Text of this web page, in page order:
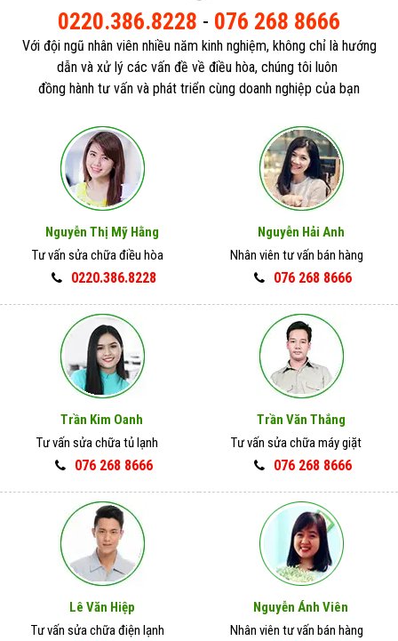
0220.386.8228 - 076 268 8666
Với đội ngũ nhân viên nhiều năm kinh nghiệm, không chỉ là hướng
dẫn và xử lý các vấn đề về điều hòa, chúng tôi luôn
đồng hành tư vấn và phát triển cùng doanh nghiệp của bạn
Nguyễn Thị Mỹ Hằng
Tư vấn sửa chữa điều hòa
0220.386.8228
Nguyễn Hải Anh
Nhân viên tư vấn bán hàng
076 268 8666
Trần Kim Oanh
Tư vấn sửa chữa tủ lạnh
076 268 8666
Trần Văn Thắng
Tư vấn sửa chữa máy giặt
076 268 8666
Lê Văn Hiệp
Tư vấn sửa chữa điện lạnh
Nguyễn Ánh Viên
Nhân viên tư vấn bán hàng